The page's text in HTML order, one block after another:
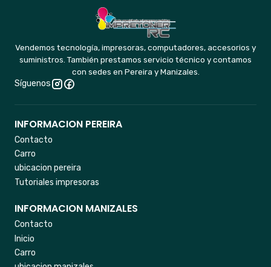
Vendemos tecnología, impresoras, computadores, accesorios y
suministros. También prestamos servicio técnico y contamos
con sedes en Pereira y Manizales.
Síguenos
INFORMACION PEREIRA
Contacto
Carro
ubicacion pereira
Tutoriales impresoras
INFORMACION MANIZALES
Contacto
Inicio
Carro